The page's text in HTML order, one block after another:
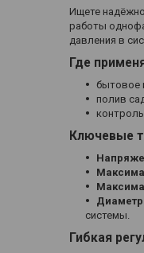
Ищете
работы
давления в
Где
бытовое
полив
Ключевые
Диаметр
системы.
Гибкая